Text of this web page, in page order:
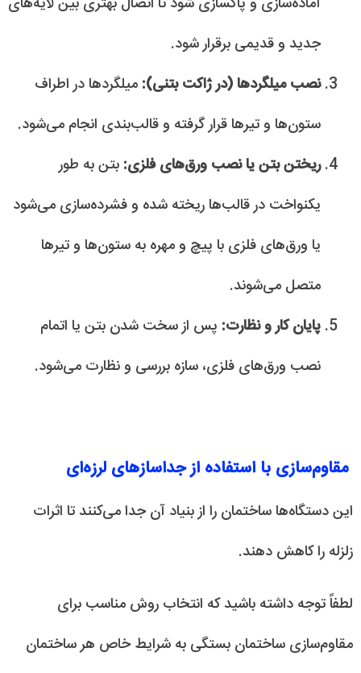
جدید و قدیمی برقرار شود.
نصب میلگردها (در ژاکت بتنی): میلگردها در اطراف
ستون‌ها و تیرها قرار گرفته و قالب‌بندی انجام می‌شود.
ریختن بتن یا نصب ورق‌های فلزی: بتن به طور
یکنواخت در قالب‌ها ریخته شده و فشرده‌سازی می‌شود
یا ورق‌های فلزی با پیچ و مهره به ستون‌ها و تیرها
متصل می‌شوند.
پایان کار و نظارت: پس از سخت شدن بتن یا اتمام
نصب ورق‌های فلزی، سازه بررسی و نظارت می‌شود.
مقاوم‌سازی با استفاده از جداسازهای لرزه‌ای
این دستگاه‌ها ساختمان را از بنیاد آن جدا می‌کنند تا اثرات
زلزله را کاهش دهند.
لطفاً توجه داشته باشید که انتخاب روش مناسب برای
مقاوم‌سازی ساختمان بستگی به شرایط خاص هر ساختمان